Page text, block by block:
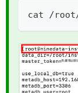
cat /